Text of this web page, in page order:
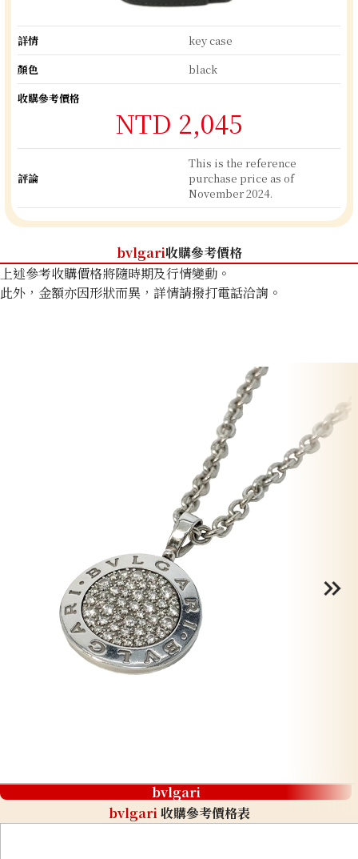
詳情
key case
顏色
black
收購參考價格
NTD 2,045
評論
This is the reference
purchase price as of
November 2024.
bvlgari收購參考價格
上述參考收購價格將隨時期及行情變動。
此外，金額亦因形狀而異，詳情請撥打電話洽詢。
bvlgari
bvlgari收購參考價格表